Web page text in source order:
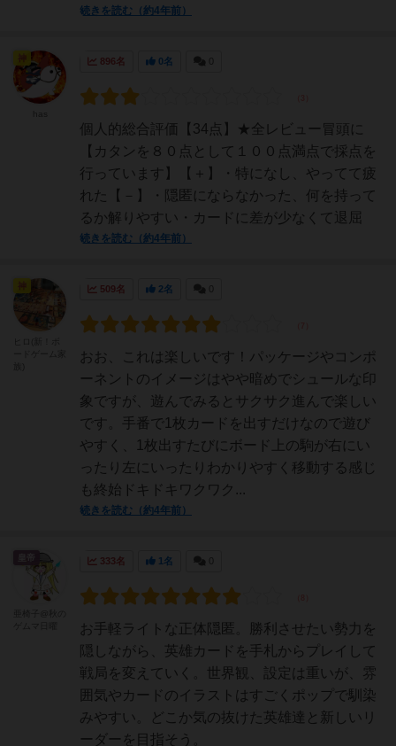
続きを読む（約4年前）
896名 0名
個人的総合評価【34点】★全レビュー冒頭に
【カタンを８０点として１００点満点で採点を
行っています】【＋】・特になし、やってて疲
れた【－】・隠匿にならなかった、何を持って
るか解りやすい・カードに差が少なくて退屈
続きを読む（約4年前）
神
509名 2名
おお、これは楽しいです！パッケージやコンポ
ーネントのイメージはやや暗めでシュールな印
象ですが、遊んでみるとサクサク進んで楽しい
です。手番で1枚カードを出すだけなので遊び
やすく、1枚出すたびにボード上の駒が右にい
ったり左にいったりわかりやすく移動する感じ
も終始ドキドキワクワク...
続きを読む（約4年前）
神
333名 1名
お手軽ライトな正体隠匿。勝利させたい勢力を
隠しながら、英雄カードを手札からプレイして
戦局を変えていく。世界観、設定は重いが、雰
囲気やカードのイラストはすごくポップで馴染
みやすい。どこか気の抜けた英雄達と新しいリ
ーダーを目指そう。
皇帝